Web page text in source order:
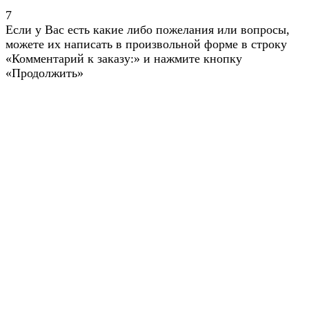
7
Если у Вас есть какие либо пожелания или вопросы,
можете их написать в произвольной форме в строку
«Комментарий к заказу:» и нажмите кнопку
«Продолжить»